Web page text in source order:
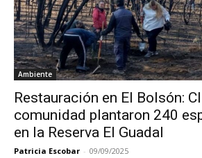
Ambiente
Restauración en El Bolsón:
comunidad plantaron 240
en la Reserva El Guadal
Patricia Escobar - 09/09/2025